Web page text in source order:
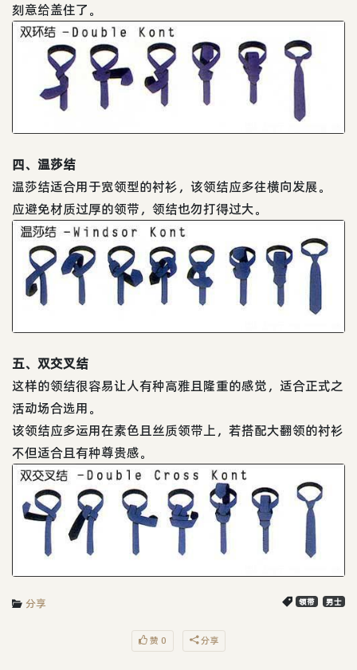
刻意给盖住了。
四、温莎结
温莎结适合用于宽领型的衬衫，该领结应多往横向发展。
应避免材质过厚的领带，领结也勿打得过大。
五、双交叉结
这样的领结很容易让人有种高雅且隆重的感觉，适合正式之
活动场合选用。
该领结应多运用在素色且丝质领带上，若搭配大翻领的衬衫
不但适合且有种尊贵感。
分享 领带 男士
赞 0 分享